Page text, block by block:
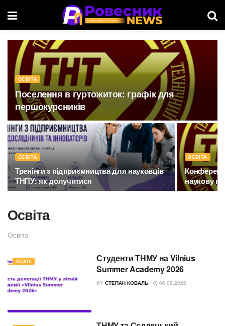
ОСВІТА
Поселення в гуртожиток: графік для
першокурсників
ОСВІТА
Тренінги з підприємництва для науковців
ТНПУ: як долучитися
ОСВІТА
наукову
Освіта
Освіта
ОСВІТА
Студенти ТНМУ на Vilnius
Summer Academy 2026
BY СТЕПАН КОВАЛЬ 06.08.2026